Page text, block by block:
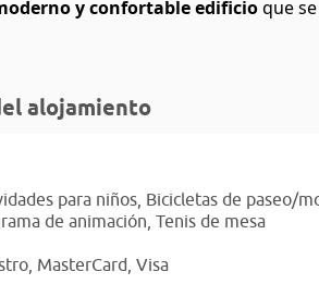
y confortable edificioque
alojamiento
para niños, Bicicletas de paseo/
de animación, Tenis de mesa
MasterCard, Visa